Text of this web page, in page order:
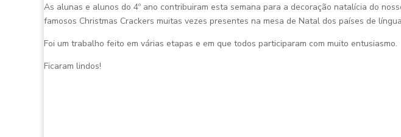
As alunas e alunos do 4º ano contribuiram esta semana para a decoração natalícia do
famosos Christmas Crackers muitas vezes presentes na mesa de Natal dos países de
Foi um trabalho feito em várias etapas e em que todos participaram com muito entusiasmo.
Ficaram lindos!